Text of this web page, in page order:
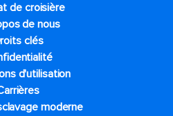
de croisière
de nous
clés
d'utilisation
moderne